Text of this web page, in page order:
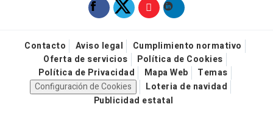
Contacto Aviso legal
Cumplimiento normativo
Oferta de servicios
Política de Cookies
Política de Privacidad
Mapa Web
Temas
Configuración de Cookies
Loteria de navidad
Publicidad estatal